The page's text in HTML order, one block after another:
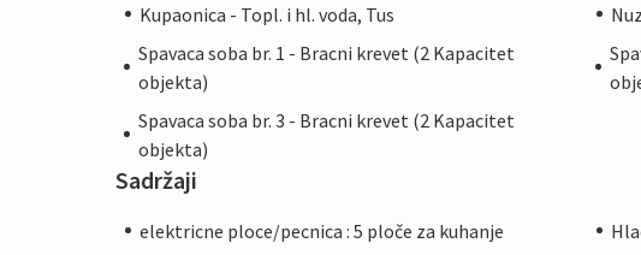
Kupaonica - Topl. i hl. voda, Tus
Spavaca soba br. 1 - Bracni krevet (2 Kapacitet
objekta)
Spavaca soba br. 3 - Bracni krevet (2 Kapacitet
objekta)
Sadržaji
elektricne ploce/pecnica : 5 ploče za kuhanje